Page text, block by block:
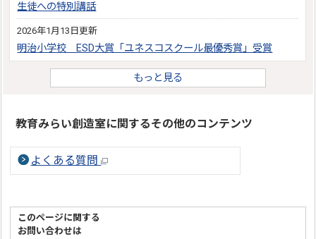
生徒への特別講話
2026年1月13日更新
明治小学校 ESD大賞「ユネスコスクール最優秀賞」受賞
もっと見る
教育みらい創造室に関するその他のコンテンツ
よくある質問
このページに関する
お問い合わせは